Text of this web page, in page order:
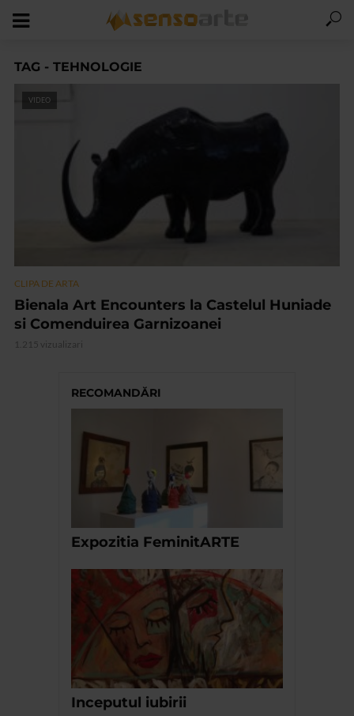
TAG - TEHNOLOGIE
VIDEO
CLIPA DE ARTA
Bienala Art Encounters la Castelul Huniade
si Comenduirea Garnizoanei
1.215 vizualizari
RECOMANDĂRI
Expozitia FeminitARTE
Inceputul iubirii